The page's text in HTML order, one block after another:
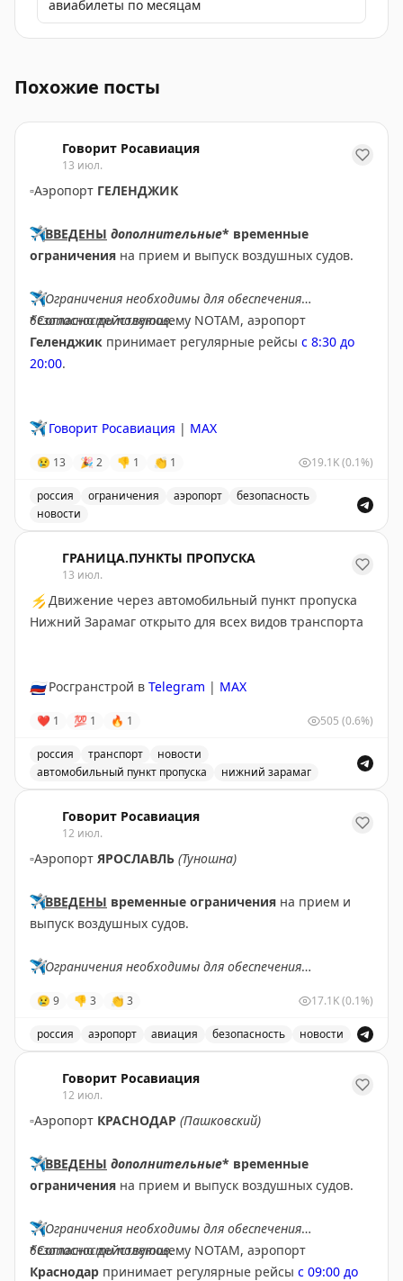
авиабилеты по месяцам
Похожие посты
Говорит Росавиация
13 июл.
▫️Аэропорт ГЕЛЕНДЖИК
✈️ВВЕДЕНЫ дополнительные* временные
ограничения на прием и выпуск воздушных судов.
✈️Ограничения необходимы для обеспечения
безопасности полетов.
*Согласно действующему NOTAM, аэропорт
Геленджик принимает регулярные рейсы с 8:30 до
20:00.
✈️ Говорит Росавиация | MAX
😢 13 🎉 2 👎 1 👏 1 19.1K(0.1%)
россия ограничения аэропорт
безопасность
новости
ГРАНИЦА.ПУНКТЫ ПРОПУСКА
13 июл.
⚡ Движение через автомобильный пункт пропуска
Нижний Зарамаг открыто для всех видов транспорта
🇷🇺Росгранстрой в Telegram | MAX
❤ 1 💯 1 🔥 1 505 (0.6%)
россия транспорт
новости
автомобильный пункт пропуска
нижний зарамаг
Говорит Росавиация
12 июл.
▫️Аэропорт ЯРОСЛАВЛЬ (Туношна)
✈️ВВЕДЕНЫ временные ограничения на прием и
выпуск воздушных судов.
✈️Ограничения необходимы для обеспечения
✈️ Говорит Росавиация|МАХ
😢 9 👎 3 👏 3 17.1K(0.1%)
россия аэропорт авиация безопасность новости
Говорит Росавиация
12 июл.
▫️Аэропорт КРАСНОДАР (Пашковский)
✈️ВВЕДЕНЫ дополнительные* временные
ограничения на прием и выпуск воздушных судов.
✈️Ограничения необходимы для обеспечения
безопасности полетов.
*Согласно действующему NOTAM, аэропорт
Краснодар принимает регулярные рейсы с 09:00 до